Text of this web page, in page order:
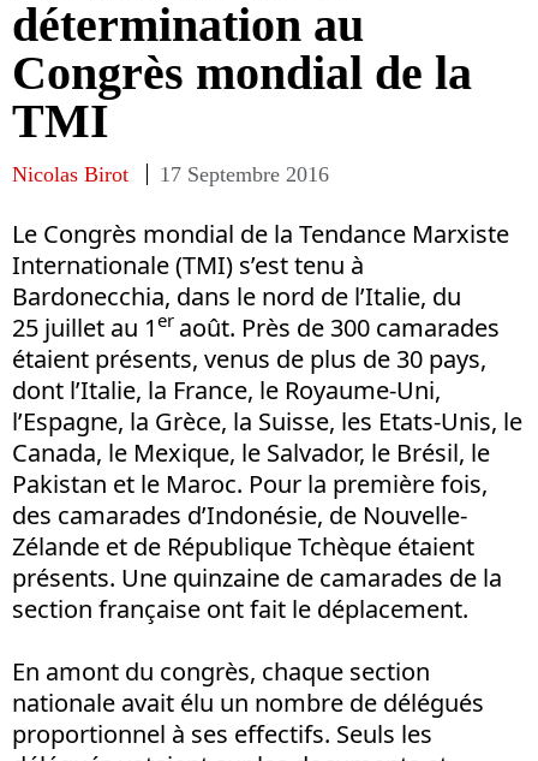
détermination au
Congrès mondial de la
TMI
Nicolas Birot 17 Septembre 2016
Le Congrès mondial de la Tendance Marxiste
Internationale (TMI) s’est tenu à
Bardonecchia, dans le nord de l’Italie, du
25 juillet au 1er août. Près de 300 camarades
étaient présents, venus de plus de 30 pays,
dont l’Italie, la France, le Royaume-Uni,
l’Espagne, la Grèce, la Suisse, les Etats-Unis, le
Canada, le Mexique, le Salvador, le Brésil, le
Pakistan et le Maroc. Pour la première fois,
des camarades d’Indonésie, de Nouvelle-
Zélande et de République Tchèque étaient
présents. Une quinzaine de camarades de la
section française ont fait le déplacement.
En amont du congrès, chaque section
nationale avait élu un nombre de délégués
proportionnel à ses effectifs. Seuls les